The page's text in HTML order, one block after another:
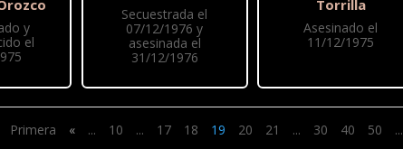
y
el
Secuestrada el
07/12/1976 y
asesinada el
31/12/1976
Torrilla
Asesinado el
11/12/1975
Primera « ... 10 ... 17 18 19 20 21 ... 30 40 50 ...